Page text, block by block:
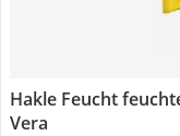
Hakle Feucht
Vera